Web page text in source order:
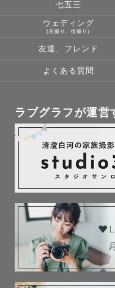
七五三
ウェディング
(前撮り、後撮り)
友達、フレンド
よくある質問
ラブグラフが運営